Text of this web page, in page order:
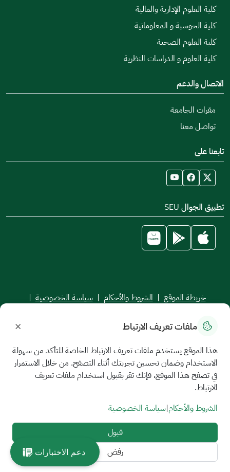
كلية العلوم الإدارية والمالية
كلية الحوسبة و المعلوماتية
كلية العلوم الصحية
كلية العلوم و الدراسات النظرية
الاتصال والدعم
مقرات الجامعة
تواصل معنا
تابعنا على
تطبيق الجوال SEU
خريطة الموقع | الشروط والأحكام | سياسة الخصوصية |
جميع الحقوق محفوظة للجامعة السعودية الإلكترونية © 2026
ملفات تعريف الارتباط ×
هذا الموقع يستخدم ملفات تعريف الارتباط الخاصة للتأكد من سهولة
الاستخدام وضمان تحسين تجربتك أثناء التصفح. من خلال الاستمرار
في تصفح هذا الموقع، فإنك تقر بقبول استخدام ملفات تعريف
الارتباط.
الشروط والأحكام|سياسة الخصوصية
قبول
رفض
دعم الاختبارات